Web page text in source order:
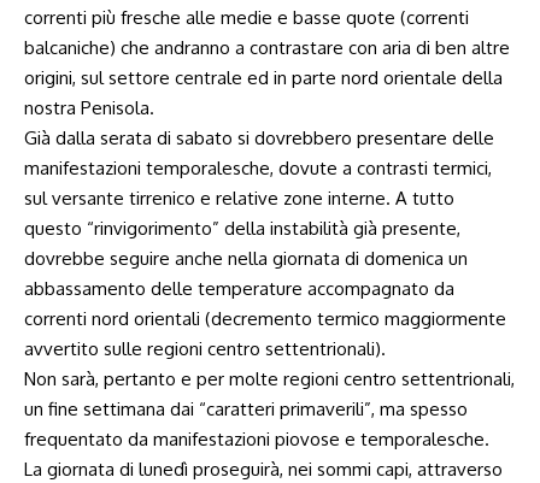
correnti più fresche alle medie e basse quote (correnti
balcaniche) che andranno a contrastare con aria di ben altre
origini, sul settore centrale ed in parte nord orientale della
nostra Penisola.
Già dalla serata di sabato si dovrebbero presentare delle
manifestazioni temporalesche, dovute a contrasti termici,
sul versante tirrenico e relative zone interne. A tutto
questo “rinvigorimento” della instabilità già presente,
dovrebbe seguire anche nella giornata di domenica un
abbassamento delle temperature accompagnato da
correnti nord orientali (decremento termico maggiormente
avvertito sulle regioni centro settentrionali).
Non sarà, pertanto e per molte regioni centro settentrionali,
un fine settimana dai “caratteri primaverili”, ma spesso
frequentato da manifestazioni piovose e temporalesche.
La giornata di lunedì proseguirà, nei sommi capi, attraverso